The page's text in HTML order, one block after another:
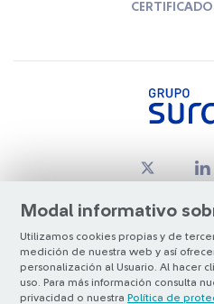
Modal informativo
Utilizamos cookies propias y de
medición de nuestra web y así
personalización al Usuario. Al hacer
uso. Para más información consulta
privacidad o nuestra Política de
© Copyright